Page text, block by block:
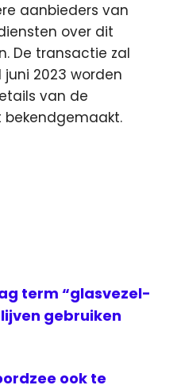
aanbieders van
over dit
De transactie zal
2023 worden
van de
term “glasvezel-
gebruiken
ook te